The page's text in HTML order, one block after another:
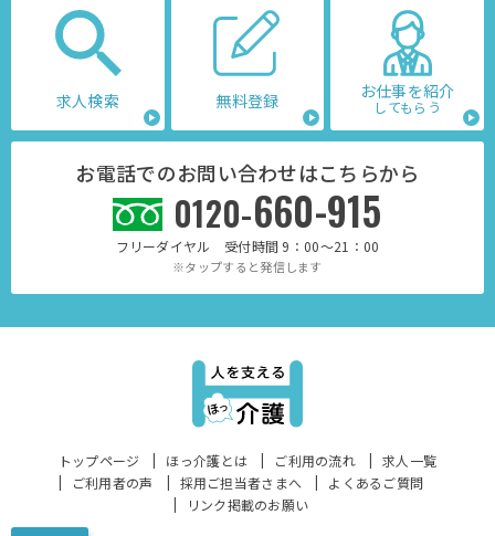
求人検索 無料登録 お仕事を紹介
してもらう
お電話でのお問い合わせはこちらから
0120-660-915
フリーダイヤル 受付時間 9：00～21：00
※タップすると発信します
トップページ ほっ介護とは ご利用の流れ
求人一覧
ご利用者の声
採用ご担当者さまへ
よくあるご質問
リンク掲載のお願い